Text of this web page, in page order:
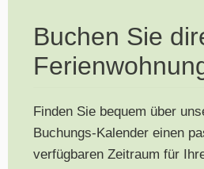
Buchen Sie
Finden Sie bequem über
Buchungs-Kalender einen
verfügbaren Zeitraum für